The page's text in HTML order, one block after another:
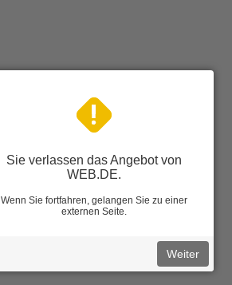
Sie verlassen das Angebot von
WEB.DE.
Wenn Sie fortfahren, gelangen Sie zu einer
externen Seite.
Weiter